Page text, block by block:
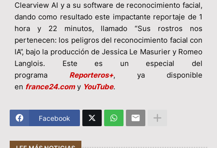
Clearview AI y a su software de reconocimiento facial,
dando como resultado este impactante reportaje de 1
hora y 22 minutos, llamado “Sus rostros nos
pertenecen: los peligros del reconocimiento facial con
IA”, bajo la producción de Jessica Le Masurier y Romeo
Langlois. Este es un especial del
programa Reporteros+, ya disponible
en france24.comy YouTube.
Facebook